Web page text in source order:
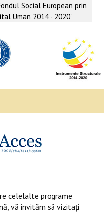
Social European prin
Uman 2014 - 2020"
INFORMATICĂ
celelalte programe
vă invităm să vizitaţi